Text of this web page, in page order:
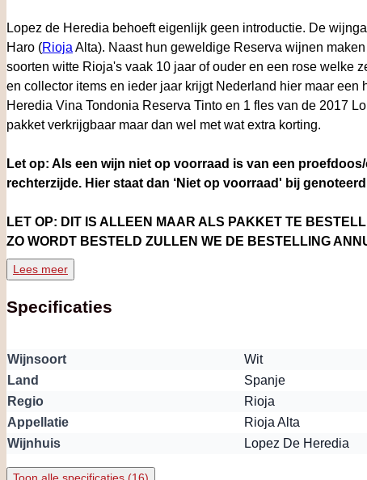
Lopez de Heredia behoeft eigenlijk geen introductie. De
Haro (RiojaAlta). Naast hun geweldige Reserva wijnen
soorten witte Rioja's vaak 10 jaar of ouder en een rose welke
en collector items en ieder jaar krijgt Nederland hier maar
Heredia Vina Tondonia Reserva Tinto en 1 fles van de 2017
pakket verkrijgbaar maar dan wel met wat extra korting.
Let op: Als een wijn niet op voorraad is van een
rechterzijde. Hier staat dan ‘Niet op voorraad' bij
LET OP: DIT IS ALLEEN MAAR ALS PAKKET TE
ZO WORDT BESTELD ZULLEN WE DE BESTELLING
DAN ZIET U DAT AAN DE OPSOMMING AAN DE
ER STAAN VERMELD: NIET OP VOORRAAD). HET
BESCHIKBARE WIJNEN.
Lees meer
Specificaties
Wijnsoort
Wit
Land
Spanje
Regio
Rioja
Appellatie
Rioja Alta
Wijnhuis
Lopez De Heredia